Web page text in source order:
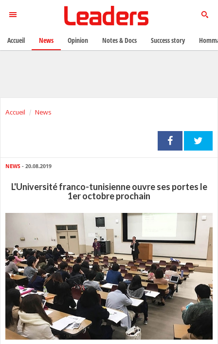
Accueil News
NEWS - 20.08.2019
L'Université franco-tunisienne ouvre ses portes le
1er octobre prochain
Accueil News Opinion Notes & Docs Success story